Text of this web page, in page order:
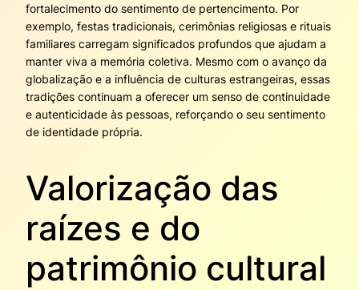
fortalecimento do sentimento de pertencimento. Por
exemplo, festas tradicionais, cerimônias religiosas e rituais
familiares carregam significados profundos que ajudam a
manter viva a memória coletiva. Mesmo com o avanço da
globalização e a influência de culturas estrangeiras, essas
tradições continuam a oferecer um senso de continuidade
e autenticidade às pessoas, reforçando o seu sentimento
de identidade própria.
Valorização das
raízes e do
patrimônio cultural